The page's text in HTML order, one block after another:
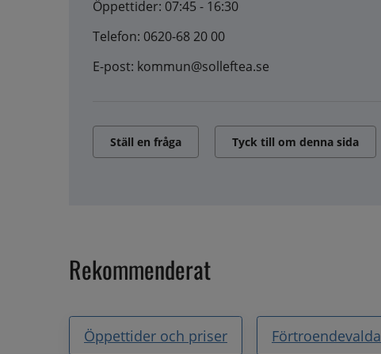
Öppettider: 07:45 - 16:30
Telefon: 0620-68 20 00
E-post: kommun@solleftea.se
Ställ en fråga Tyck till om denna sida
Rekommenderat
Öppettider och priser Förtroendevalda